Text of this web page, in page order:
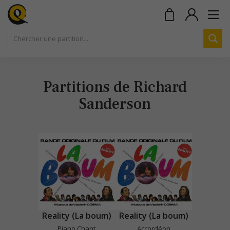
Partitions de Richard
Sanderson
Reality (La boum) Reality (La boum)